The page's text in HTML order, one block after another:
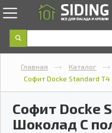
Главная Каталог
Софит Docke Standard
Софит Docke
Шоколад С